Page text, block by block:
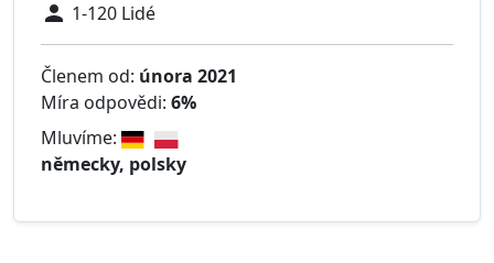
1-120 Lidé
Členem od: února 2021
Míra odpovědi: 6%
Mluvíme:
německy, polsky